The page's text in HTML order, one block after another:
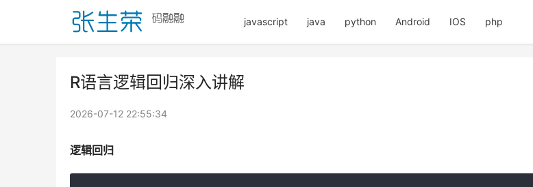
javascript java python Android IOS php
R语言逻辑回归深入讲解
2026-07-12 22:55:34
逻辑回归